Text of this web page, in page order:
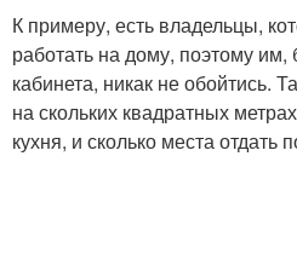
К примеру, есть владельцы,
работать на дому, поэтому им,
кабинета, никак не обойтись.
на скольких квадратных
кухня, и сколько места отдать